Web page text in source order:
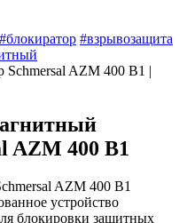
#блокиратор #взрывозащита
AZM 400 B1
AZM 400 B1
устройство
блокировки защитных